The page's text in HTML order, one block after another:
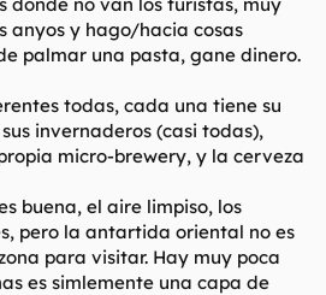
anyos y hago/hacia cosas
palmar una pasta, gane dinero.
todas, cada una tiene su
invernaderos (casi todas),
micro-brewery, y la cerveza
buena, el aire limpiso, los
pero la antartida oriental no es
para visitar. Hay muy poca
es simlemente una capa de